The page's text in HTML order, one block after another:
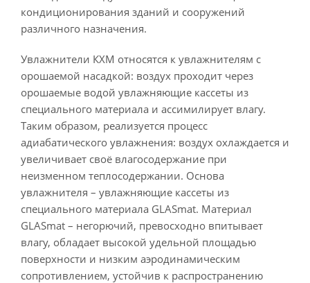
кондиционирования зданий и сооружений
различного назначения.
Увлажнители КХМ относятся к увлажнителям с
орошаемой насадкой: воздух проходит через
орошаемые водой увлажняющие кассеты из
специального материала и ассимилирует влагу.
Таким образом, реализуется процесс
адиабатического увлажнения: воздух охлаждается и
увеличивает своё влагосодержание при
неизменном теплосодержании. Основа
увлажнителя – увлажняющие кассеты из
специального материала GLASmat. Материал
GLASmat – негорючий, превосходно впитывает
влагу, обладает высокой удельной площадью
поверхности и низким аэродинамическим
сопротивлением, устойчив к распространению